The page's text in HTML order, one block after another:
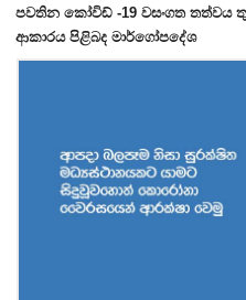
පවතින කෝවිඩ් -19 වසංගත තත්වය
ආකාරය පිළිබද මාර්ගෝපදේශ